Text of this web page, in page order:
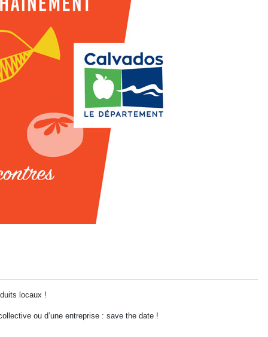
locaux !
ou d’une entreprise : save the date !